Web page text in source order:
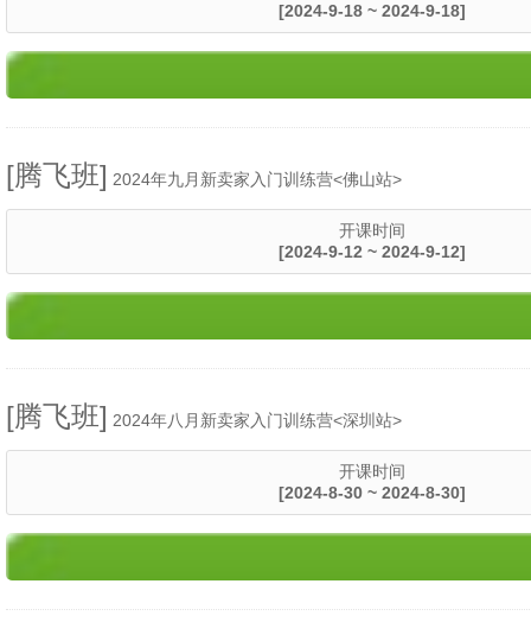
[2024-9-18 ~ 2024-9-18]
[腾飞班] 2024年九月新卖家入门训练营<佛山站>
开课时间
[2024-9-12 ~ 2024-9-12]
[腾飞班] 2024年八月新卖家入门训练营<深圳站>
开课时间
[2024-8-30 ~ 2024-8-30]